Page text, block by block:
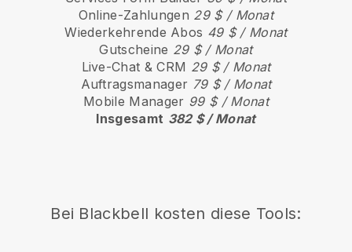
Online-Zahlungen 29 $ / Monat
Wiederkehrende Abos 49 $ / Monat
Gutscheine 29 $ / Monat
Live-Chat & CRM 29 $ / Monat
Auftragsmanager 79 $ / Monat
Mobile Manager 99 $ / Monat
Insgesamt 382 $ / Monat
Bei Blackbell kosten diese Tools: